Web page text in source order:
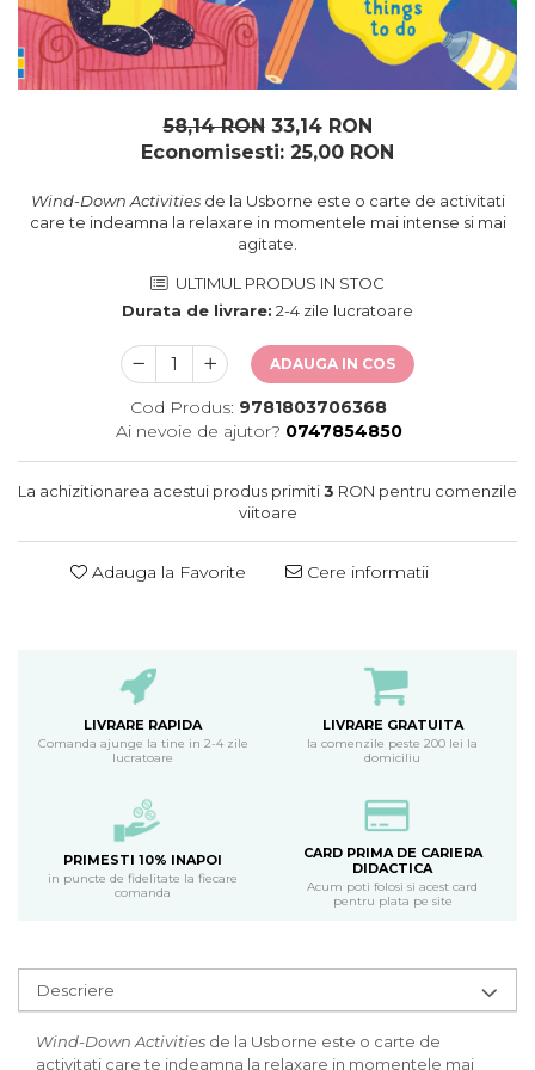
oceane
58,14 RON 33,14 RON
Economisesti: 25,00 RON
Wind-Down Activities de la Usborne este o carte de activitati
care te indeamna la relaxare in momentele mai intense si mai
agitate.
ULTIMUL PRODUS IN STOC
Durata de livrare: 2-4 zile lucratoare
ADAUGA IN COS
Cod Produs: 9781803706368
Ai nevoie de ajutor? 0747854850
La achizitionarea acestui produs primiti3 RON pentru comenzile
viitoare
Adauga la Favorite Cere informatii
LIVRARE RAPIDA
Comanda ajunge la tine in 2-4 zile
lucratoare
LIVRARE GRATUITA
la comenzile peste 200 lei la
domiciliu
PRIMESTI 10% INAPOI
in puncte de fidelitate la fiecare
comanda
CARD PRIMA DE CARIERA
DIDACTICA
Acum poti folosi si acest card
pentru plata pe site
Descriere
Wind-Down Activities de la Usborne este o carte de
activitati care te indeamna la relaxare in momentele mai